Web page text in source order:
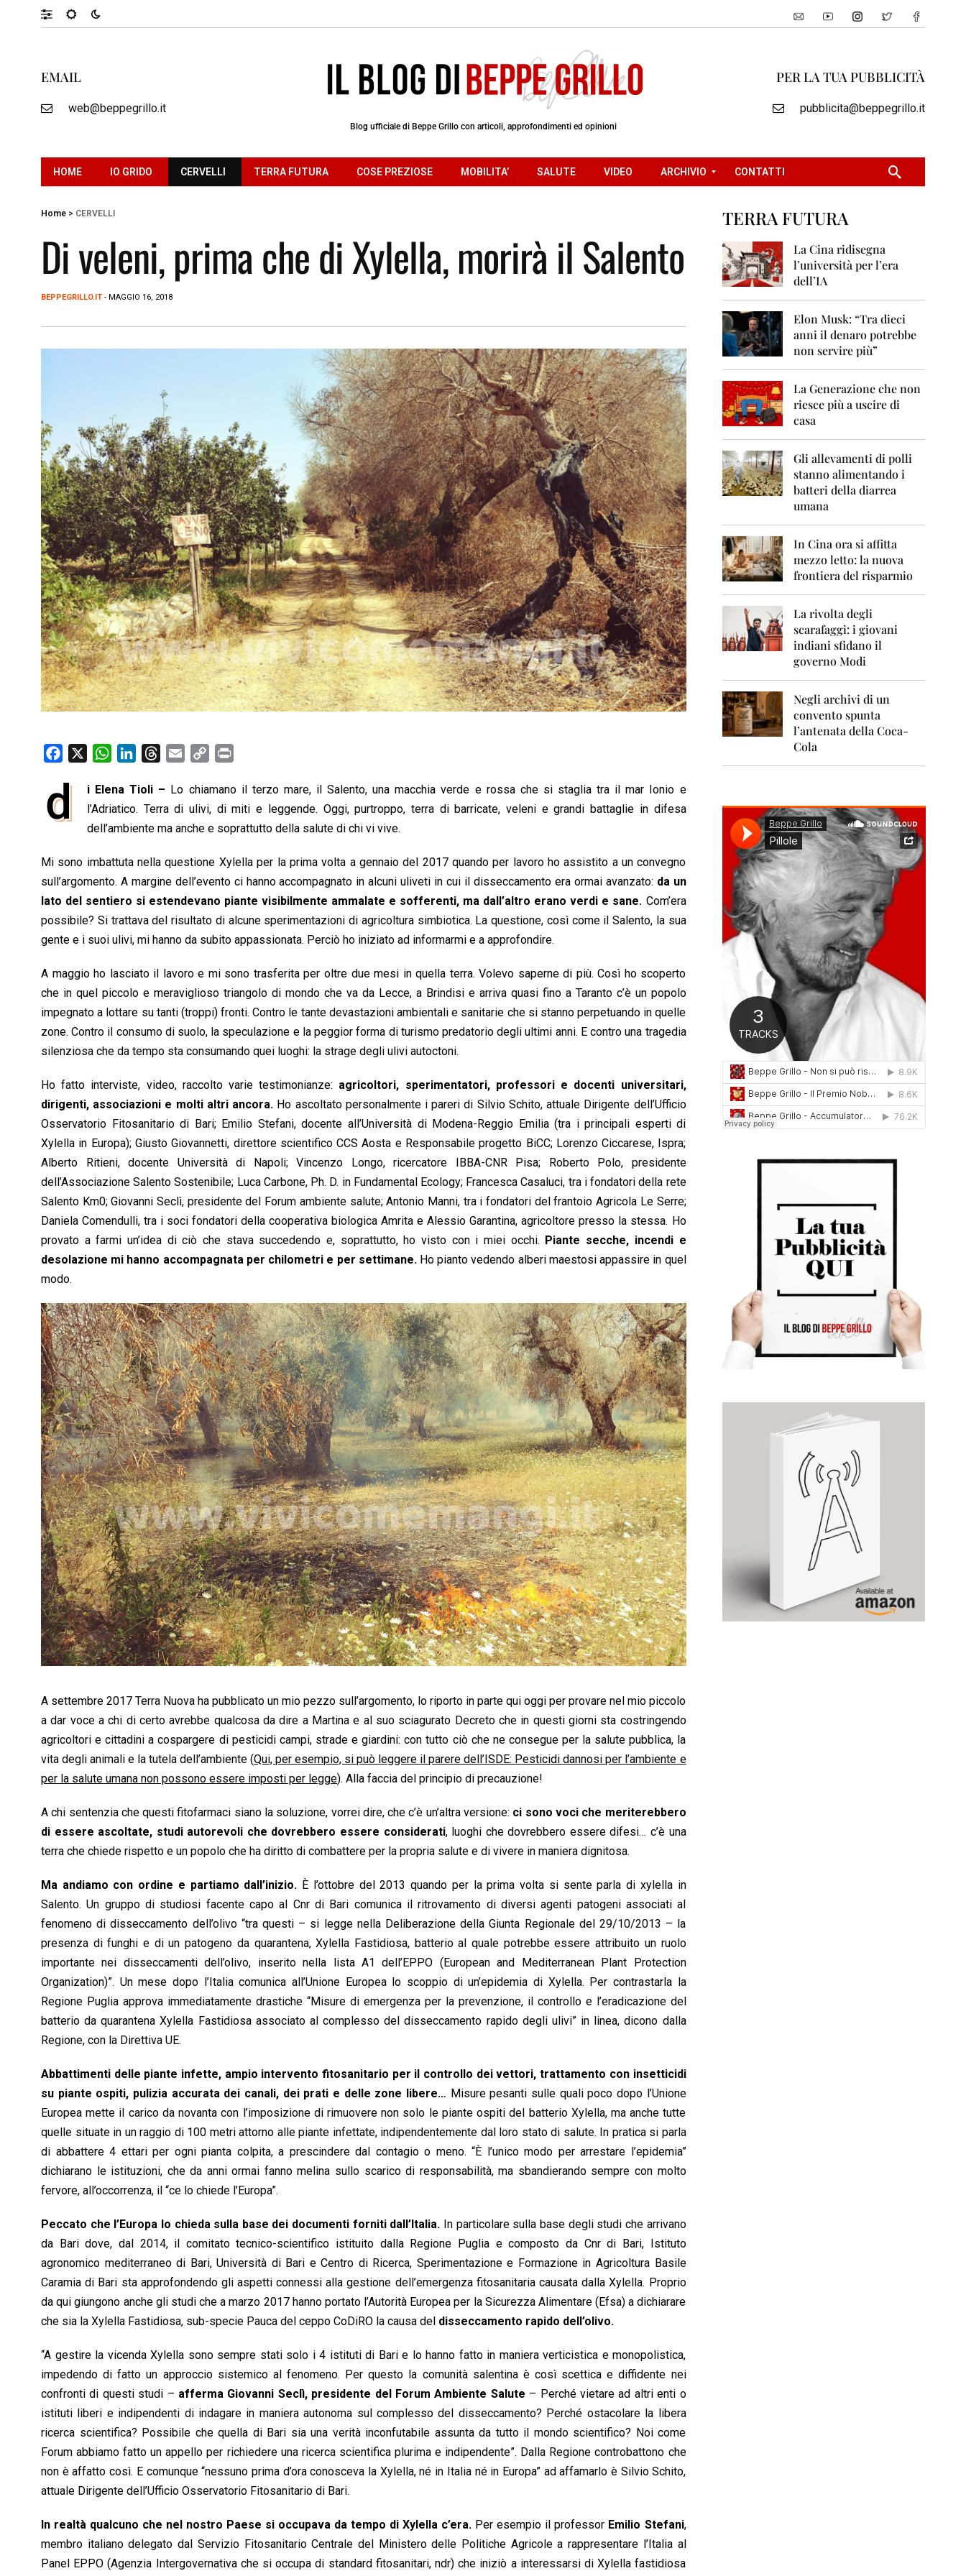
EMAIL
web@beppegrillo.it
Blog ufficiale di Beppe Grillo con articoli, approfondimenti ed opinioni
PER LA TUA PUBBLICITÀ
pubblicita@beppegrillo.it
HOME IO GRIDO CERVELLI TERRA FUTURA COSE PREZIOSE MOBILITA’ SALUTE VIDEO ARCHIVIO
0
0
5
2
0
0
7
2
0
0
8
2
0
0
9
2
0
1
0
2
0
1
1
2
0
1
3
1
2
1
0
1
CONTATTI
Home > CERVELLI
Di veleni, prima che di Xylella, morirà il Salento
BEPPEGRILLO.IT - MAGGIO 16, 2018
e
o
k
W
a
t
s
p
p
n
k
e
I
n
r
e
a
s
a
l
p
y
L
n
k
i
n
t
d i Elena Tioli – Lo chiamano il terzo mare, il Salento, una macchia verde e rossa che si staglia tra il mar Ionio e
l’Adriatico. Terra di ulivi, di miti e leggende. Oggi, purtroppo, terra di barricate, veleni e grandi battaglie in difesa
dell’ambiente ma anche e soprattutto della salute di chi vi vive.
Mi sono imbattuta nella questione Xylella per la prima volta a gennaio del 2017 quando per lavoro ho assistito a un convegno
sull’argomento. A margine dell’evento ci hanno accompagnato in alcuni uliveti in cui il disseccamento era ormai avanzato: da un
lato del sentiero si estendevano piante visibilmente ammalate e sofferenti, ma dall’altro erano verdi e sane. Com’era
possibile? Si trattava del risultato di alcune sperimentazioni di agricoltura simbiotica. La questione, così come il Salento, la sua
gente e i suoi ulivi, mi hanno da subito appassionata. Perciò ho iniziato ad informarmi e a approfondire.
A maggio ho lasciato il lavoro e mi sono trasferita per oltre due mesi in quella terra. Volevo saperne di più. Così ho scoperto
che in quel piccolo e meraviglioso triangolo di mondo che va da Lecce, a Brindisi e arriva quasi fino a Taranto c’è un popolo
impegnato a lottare su tanti (troppi) fronti. Contro le tante devastazioni ambientali e sanitarie che si stanno perpetuando in quelle
zone. Contro il consumo di suolo, la speculazione e la peggior forma di turismo predatorio degli ultimi anni. E contro una tragedia
silenziosa che da tempo sta consumando quei luoghi: la strage degli ulivi autoctoni.
Ho fatto interviste, video, raccolto varie testimonianze: agricoltori, sperimentatori, professori e docenti universitari,
dirigenti, associazioni e molti altri ancora. Ho ascoltato personalmente i pareri di Silvio Schito, attuale Dirigente dell’Ufficio
Osservatorio Fitosanitario di Bari; Emilio Stefani, docente all’Università di Modena-Reggio Emilia (tra i principali esperti di
Xylella in Europa); Giusto Giovannetti, direttore scientifico CCS Aosta e Responsabile progetto BiCC; Lorenzo Ciccarese, Ispra;
Alberto Ritieni, docente Università di Napoli; Vincenzo Longo, ricercatore IBBA-CNR Pisa; Roberto Polo, presidente
dell’Associazione Salento Sostenibile; Luca Carbone, Ph. D. in Fundamental Ecology; Francesca Casaluci, tra i fondatori della rete
Salento Km0; Giovanni Seclì, presidente del Forum ambiente salute; Antonio Manni, tra i fondatori del frantoio Agricola Le Serre;
Daniela Comendulli, tra i soci fondatori della cooperativa biologica Amrita e Alessio Garantina, agricoltore presso la stessa. Ho
provato a farmi un’idea di ciò che stava succedendo e, soprattutto, ho visto con i miei occhi. Piante secche, incendi e
desolazione mi hanno accompagnata per chilometri e per settimane. Ho pianto vedendo alberi maestosi appassire in quel
modo.
A settembre 2017 Terra Nuova ha pubblicato un mio pezzo sull’argomento, lo riporto in parte qui oggi per provare nel mio piccolo
a dar voce a chi di certo avrebbe qualcosa da dire a Martina e al suo sciagurato Decreto che in questi giorni sta costringendo
agricoltori e cittadini a cospargere di pesticidi campi, strade e giardini: con tutto ciò che ne consegue per la salute pubblica, la
vita degli animali e la tutela dell’ambiente (Qui, per esempio, si può leggere il parere dell’ISDE: Pesticidi dannosi per l’ambiente e
per la salute umana non possono essere imposti per legge). Alla faccia del principio di precauzione!
A chi sentenzia che questi fitofarmaci siano la soluzione, vorrei dire, che c’è un’altra versione: ci sono voci che meriterebbero
di essere ascoltate, studi autorevoli che dovrebbero essere considerati, luoghi che dovrebbero essere difesi… c’è una
terra che chiede rispetto e un popolo che ha diritto di combattere per la propria salute e di vivere in maniera dignitosa.
Ma andiamo con ordine e partiamo dall’inizio. È l’ottobre del 2013 quando per la prima volta si sente parla di xylella in
Salento. Un gruppo di studiosi facente capo al Cnr di Bari comunica il ritrovamento di diversi agenti patogeni associati al
fenomeno di disseccamento dell’olivo “tra questi – si legge nella Deliberazione della Giunta Regionale del 29/10/2013 – la
presenza di funghi e di un patogeno da quarantena, Xylella Fastidiosa, batterio al quale potrebbe essere attribuito un ruolo
importante nei disseccamenti dell’olivo, inserito nella lista A1 dell’EPPO (European and Mediterranean Plant Protection
Organization)”. Un mese dopo l’Italia comunica all’Unione Europea lo scoppio di un’epidemia di Xylella. Per contrastarla la
Regione Puglia approva immediatamente drastiche “Misure di emergenza per la prevenzione, il controllo e l’eradicazione del
batterio da quarantena Xylella Fastidiosa associato al complesso del disseccamento rapido degli ulivi” in linea, dicono dalla
Regione, con la Direttiva UE.
Abbattimenti delle piante infette, ampio intervento fitosanitario per il controllo dei vettori, trattamento con insetticidi
su piante ospiti, pulizia accurata dei canali, dei prati e delle zone libere… Misure pesanti sulle quali poco dopo l’Unione
Europea mette il carico da novanta con l’imposizione di rimuovere non solo le piante ospiti del batterio Xylella, ma anche tutte
quelle situate in un raggio di 100 metri attorno alle piante infettate, indipendentemente dal loro stato di salute. In pratica si parla
di abbattere 4 ettari per ogni pianta colpita, a prescindere dal contagio o meno. “È l’unico modo per arrestare l’epidemia”
dichiarano le istituzioni, che da anni ormai fanno melina sullo scarico di responsabilità, ma sbandierando sempre con molto
fervore, all’occorrenza, il “ce lo chiede l’Europa”.
Peccato che l’Europa lo chieda sulla base dei documenti forniti dall’Italia. In particolare sulla base degli studi che arrivano
da Bari dove, dal 2014, il comitato tecnico-scientifico istituito dalla Regione Puglia e composto da Cnr di Bari, Istituto
agronomico mediterraneo di Bari, Università di Bari e Centro di Ricerca, Sperimentazione e Formazione in Agricoltura Basile
Caramia di Bari sta approfondendo gli aspetti connessi alla gestione dell’emergenza fitosanitaria causata dalla Xylella. Proprio
da qui giungono anche gli studi che a marzo 2017 hanno portato l’Autorità Europea per la Sicurezza Alimentare (Efsa) a dichiarare
che sia la Xylella Fastidiosa, sub-specie Pauca del ceppo CoDiRO la causa del disseccamento rapido dell’olivo.
“A gestire la vicenda Xylella sono sempre stati solo i 4 istituti di Bari e lo hanno fatto in maniera verticistica e monopolistica,
impedendo di fatto un approccio sistemico al fenomeno. Per questo la comunità salentina è così scettica e diffidente nei
confronti di questi studi – afferma Giovanni Seclì, presidente del Forum Ambiente Salute – Perché vietare ad altri enti o
istituti liberi e indipendenti di indagare in maniera autonoma sul complesso del disseccamento? Perché ostacolare la libera
ricerca scientifica? Possibile che quella di Bari sia una verità inconfutabile assunta da tutto il mondo scientifico? Noi come
Forum abbiamo fatto un appello per richiedere una ricerca scientifica plurima e indipendente”. Dalla Regione controbattono che
non è affatto così. E comunque “nessuno prima d’ora conosceva la Xylella, né in Italia né in Europa” ad affamarlo è Silvio Schito,
attuale Dirigente dell’Ufficio Osservatorio Fitosanitario di Bari.
In realtà qualcuno che nel nostro Paese si occupava da tempo di Xylella c’era. Per esempio il professor Emilio Stefani,
membro italiano delegato dal Servizio Fitosanitario Centrale del Ministero delle Politiche Agricole a rappresentare l’Italia al
Panel EPPO (Agenzia Intergovernativa che si occupa di standard fitosanitari, ndr) che iniziò a interessarsi di Xylella fastidiosa
TERRA FUTURA
La Cina ridisegna
l’università per l’era
dell’IA
Elon Musk: “Tra dieci
anni il denaro potrebbe
non servire più”
La Generazione che non
riesce più a uscire di
casa
Gli allevamenti di polli
stanno alimentando i
batteri della diarrea
umana
In Cina ora si affitta
mezzo letto: la nuova
frontiera del risparmio
La rivolta degli
scarafaggi: i giovani
indiani sfidano il
governo Modi
Negli archivi di un
convento spunta
l’antenata della Coca-
Cola